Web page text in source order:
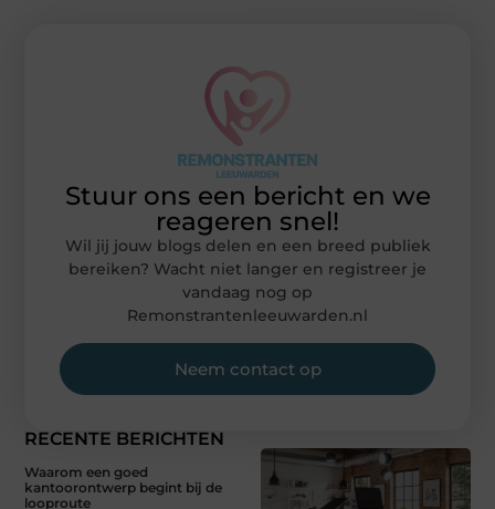
RECENTE BERICHTEN
Waarom een goed
kantoorontwerp begint bij de
looproute
Stuur ons een bericht en we
reageren snel!
Wil jij jouw blogs delen en een breed publiek
bereiken? Wacht niet langer en registreer je
vandaag nog op
Remonstrantenleeuwarden.nl
Neem contact op